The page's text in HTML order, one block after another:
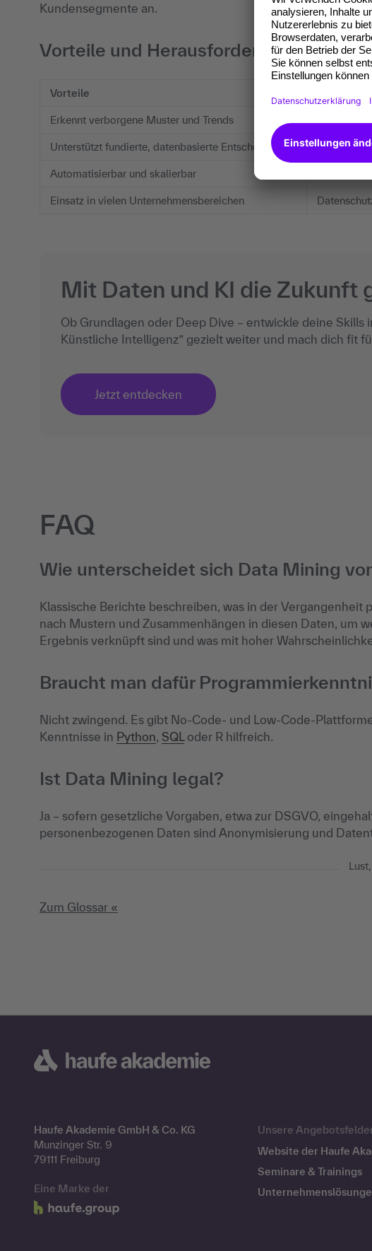
Kundensegmente an.
Vorteile und Herausforderungen im
Vorteile
Erkennt verborgene Muster und Trends
Unterstützt fundierte, datenbasierte Entscheidungen Hohe
Automatisierbar und skalierbar
Einsatz in vielen Unternehmensbereichen
Mit Daten und KI die Zukunft
Ob Grundlagen oder Deep Dive – entwickle deine Skills
Künstliche Intelligenz” gezielt weiter und mach dich fit
Jetzt entdecken
FAQ
Wie unterscheidet sich Data Mining
Klassische Berichte beschreiben, was in der
nach Mustern und Zusammenhängen in diesen Daten, um
Ergebnis verknüpft sind und was mit hoher
Braucht man dafür
Nicht zwingend. Es gibt No-Code- und Low-Code-
Kenntnisse in Python, SQLoder R hilfreich.
Ist Data Mining legal?
Ja – sofern gesetzliche Vorgaben, etwa zur DSGVO,
personenbezogenen Daten sind Anonymisierung und
Zum Glossar «
Haufe Akademie GmbH & Co. KG
Munzinger Str. 9
79111 Freiburg
Eine Marke der
Unsere
Website der Haufe
Seminare & Trainings